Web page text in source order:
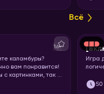
Всё
16+
каламбуры?
вам понравится!
картинками, так и
Вспоминайте, что
Игра
50